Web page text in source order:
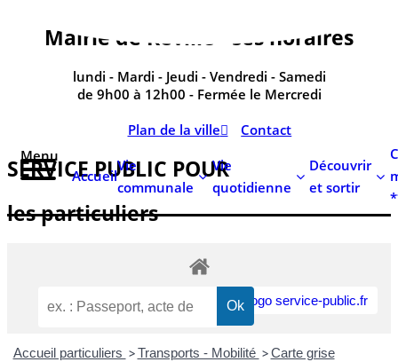
Mairie de Réville - ses horaires
lundi - Mardi - Jeudi - Vendredi - Samedi
de 9h00 à 12h00 - Fermée le Mercredi
Plan de la ville
Contact
Menu
Accueil
Vie
communale
Vie
quotidienne
Découvrir
et sortir
SERVICE PUBLIC POUR​
les particuliers
Accueil particuliers > Transports - Mobilité > Carte grise